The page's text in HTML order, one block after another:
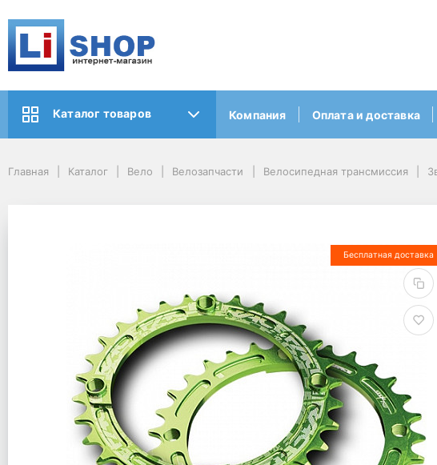
Каталог товаров Компания Оплата и доставка
Главная Каталог Вело Велозапчасти Велосипедная трансмиссия
Бесплатная доставка